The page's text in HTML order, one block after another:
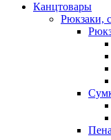
Канцтовары
Рюкзаки,